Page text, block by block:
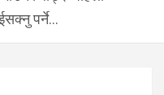
पर्ने…